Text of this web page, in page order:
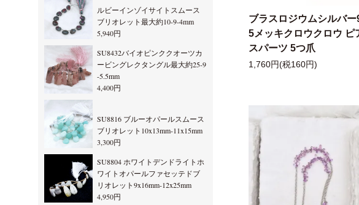
ブラスロジウムシルバー
5メッキクロウクロウ ピ
スパーツ 5つ爪
1,760円(税160円)
ルビーインゾイサイトスムース
ブリオレット最大約10-9-4mm
5,940円
SU8432バイオピンククオーツカ
ービングレクタングル最大約25-9
-5.5mm
4,400円
SU8816 ブルーオパールスムース
ブリオレット10x13mm-11x15mm
3,300円
SU8804 ホワイトデンドライトホ
ワイトオパールファセッテドブ
リオレット9x16mm-12x25mm
4,950円